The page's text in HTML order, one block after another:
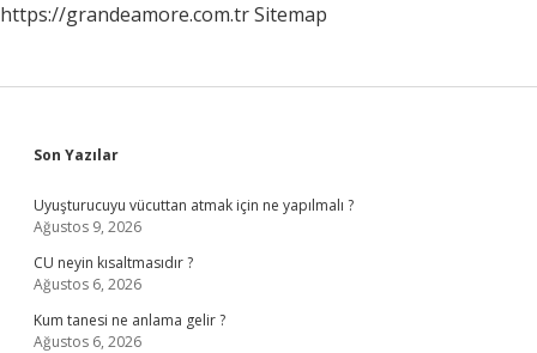
https://grandeamore.com.trSitemap
Sidebar
Son Yazılar
Uyuşturucuyu vücuttan atmak için ne yapılmalı ?
Ağustos 9, 2026
CU neyin kısaltmasıdır ?
Ağustos 6, 2026
Kum tanesi ne anlama gelir ?
Ağustos 6, 2026